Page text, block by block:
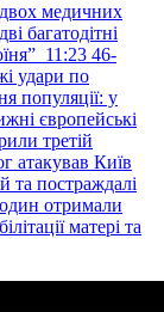
медичних
багатодітні
11:23 46-
удари по
популяції: у
європейські
третій
атакував Київ
та постраждалі
отримали
матері та